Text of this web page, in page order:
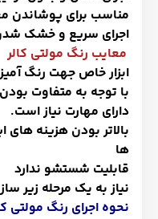
مناسب برای پوشاندن
اجرای سریع و خشک شدن
معایب رنگ مولتی کالر
ابزار خاص جهت رنگ
با توجه به متفاوت
دارای مهارت نیاز است.
بالاتر بودن هزینه های
ها
قابلیت شستشو ندارد
نیاز به یک مرحله زیر
نحوه اجرای رنگ مولتی